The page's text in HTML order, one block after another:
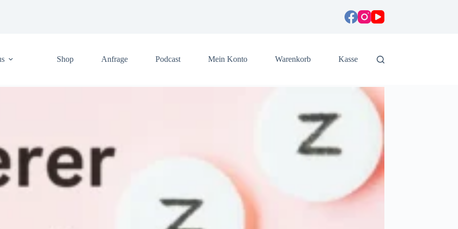
Shop Anfrage Podcast Mein Konto Warenkorb
Kasse